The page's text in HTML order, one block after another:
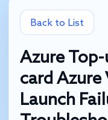
Back to List
Azure
card Azure
Launch